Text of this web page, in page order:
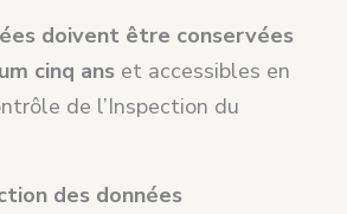
doivent être conservées
cinq ans et accessibles en
de l’Inspection du
des données